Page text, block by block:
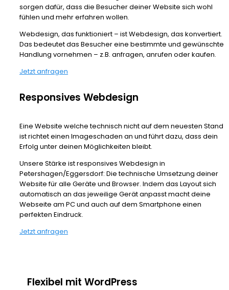
sorgen dafür, dass die Besucher deiner Website sich wohl
fühlen und mehr erfahren wollen.
Webdesign, das funktioniert – ist Webdesign, das konvertiert.
Das bedeutet das Besucher eine bestimmte und gewünschte
Handlung vornehmen – z.B. anfragen, anrufen oder kaufen.
Jetzt anfragen
Responsives Webdesign
Eine Website welche technisch nicht auf dem neuesten Stand
ist richtet einen Imageschaden an und führt dazu, dass dein
Erfolg unter deinen Möglichkeiten bleibt.
Unsere Stärke ist responsives Webdesign in
Petershagen/Eggersdorf: Die technische Umsetzung deiner
Website für alle Geräte und Browser. Indem das Layout sich
automatisch an das jeweilige Gerät anpasst macht deine
Webseite am PC und auch auf dem Smartphone einen
perfekten Eindruck.
Jetzt anfragen
Flexibel mit WordPress